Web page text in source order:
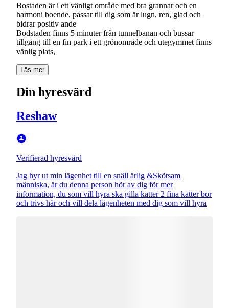
Bostaden är i ett vänligt område med bra grannar och en
harmoni boende, passar till dig som är lugn, ren, glad och
bidrar positiv ande
Bodstaden finns 5 minuter från tunnelbanan och bussar
tillgång till en fin park i ett grönområde och utegymmet finns
vänlig plats,
Läs mer
Din hyresvärd
Reshaw
Verifierad hyresvärd
Jag hyr ut min lägenhet till en snäll ärlig &Skötsam
människa, är du denna person hör av dig för mer
information, du som vill hyra ska gilla katter 2 fina katter bor
och trivs här och vill dela lägenheten med dig som vill hyra